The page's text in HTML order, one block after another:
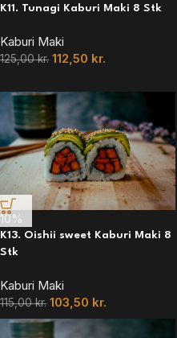
K11. Tunagi Kaburi Maki 8 Stk
Kaburi Maki
125,00kr. 112,50 kr.
10%
K13. Oishii sweet Kaburi Maki 8
Stk
Kaburi Maki
115,00kr. 103,50 kr.